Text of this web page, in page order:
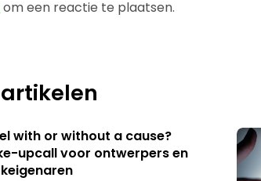
om een reactie te plaatsen.
with or without a cause?
upcall voor ontwerpers en